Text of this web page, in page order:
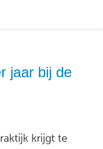
jaar bij de
krijgt te